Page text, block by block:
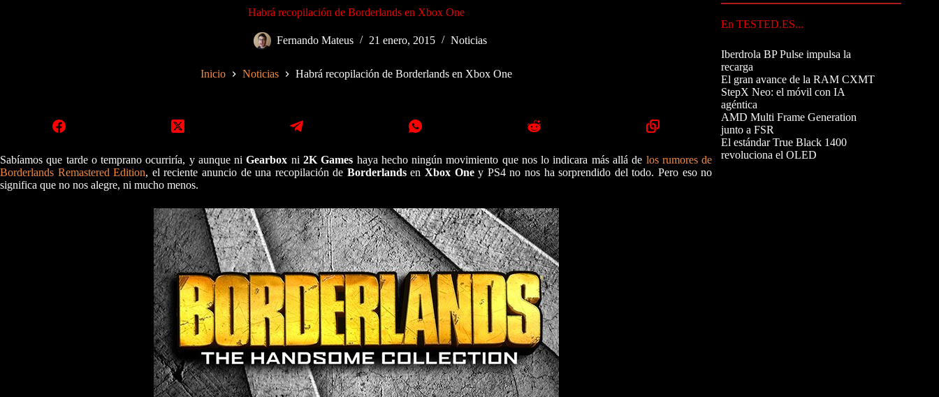
Habrá recopilación de Borderlands en Xbox One
Fernando Mateus 21 enero, 2015 Noticias
Inicio Noticias Habrá recopilación de Borderlands en Xbox One
Sabíamos que tarde o temprano ocurriría, y aunque niGearbox ni2K Games haya hecho ningún movimiento que nos lo indicara más allá de los rumores de
Borderlands Remastered Edition, el reciente anuncio de una recopilación de BorderlandsenXbox Oney PS4 no nos ha sorprendido del todo. Pero eso no
significa que no nos alegre, ni mucho menos.
En TESTED.ES...
Iberdrola BP Pulse impulsa la
recarga
El gran avance de la RAM CXMT
StepX Neo: el móvil con IA
agéntica
AMD Multi Frame Generation
junto a FSR
El estándar True Black 1400
revoluciona el OLED